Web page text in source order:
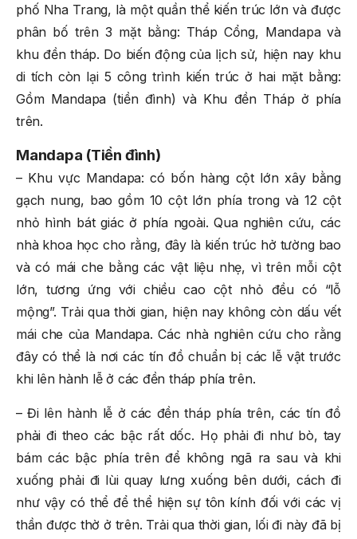
phố Nha Trang, là một quần thể kiến trúc lớn và được
phân bố trên 3 mặt bằng: Tháp Cổng, Mandapa và
khu đền tháp. Do biến động của lịch sử, hiện nay khu
di tích còn lại 5 công trình kiến trúc ở hai mặt bằng:
Gồm Mandapa (tiền đình) và Khu đền Tháp ở phía
trên.
Mandapa (Tiền đình)
– Khu vực Mandapa: có bốn hàng cột lớn xây bằng
gạch nung, bao gồm 10 cột lớn phía trong và 12 cột
nhỏ hình bát giác ở phía ngoài. Qua nghiên cứu, các
nhà khoa học cho rằng, đây là kiến trúc hở tường bao
và có mái che bằng các vật liệu nhẹ, vì trên mỗi cột
lớn, tương ứng với chiều cao cột nhỏ đều có “lỗ
mộng”. Trải qua thời gian, hiện nay không còn dấu vết
mái che của Mandapa. Các nhà nghiên cứu cho rằng
đây có thể là nơi các tín đồ chuẩn bị các lễ vật trước
khi lên hành lễ ở các đền tháp phía trên.
– Đi lên hành lễ ở các đền tháp phía trên, các tín đồ
phải đi theo các bậc rất dốc. Họ phải đi như bò, tay
bám các bậc phía trên để không ngã ra sau và khi
xuống phải đi lùi quay lưng xuống bên dưới, cách đi
như vậy có thể để thể hiện sự tôn kính đối với các vị
thần được thờ ở trên. Trải qua thời gian, lối đi này đã bị